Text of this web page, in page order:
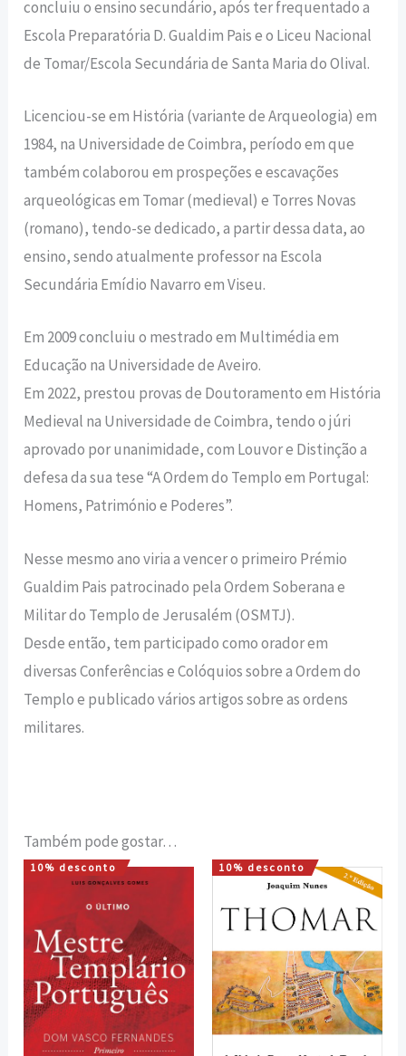
concluiu o ensino secundário, após ter frequentado a
Escola Preparatória D. Gualdim Pais e o Liceu Nacional
de Tomar/Escola Secundária de Santa Maria do Olival.
Licenciou-se em História (variante de Arqueologia) em
1984, na Universidade de Coimbra, período em que
também colaborou em prospeções e escavações
arqueológicas em Tomar (medieval) e Torres Novas
(romano), tendo-se dedicado, a partir dessa data, ao
ensino, sendo atualmente professor na Escola
Secundária Emídio Navarro em Viseu.
Em 2009 concluiu o mestrado em Multimédia em
Educação na Universidade de Aveiro.
Em 2022, prestou provas de Doutoramento em História
Medieval na Universidade de Coimbra, tendo o júri
aprovado por unanimidade, com Louvor e Distinção a
defesa da sua tese “A Ordem do Templo em Portugal:
Homens, Património e Poderes”.
Nesse mesmo ano viria a vencer o primeiro Prémio
Gualdim Pais patrocinado pela Ordem Soberana e
Militar do Templo de Jerusalém (OSMTJ).
Desde então, tem participado como orador em
diversas Conferências e Colóquios sobre a Ordem do
Templo e publicado vários artigos sobre as ordens
militares.
Também pode gostar…
10% desconto
O
original
era:
12,00 €.
O
atual
10,80 €.
10% desconto
O
preço
original
era:
O
preço
atual
é: